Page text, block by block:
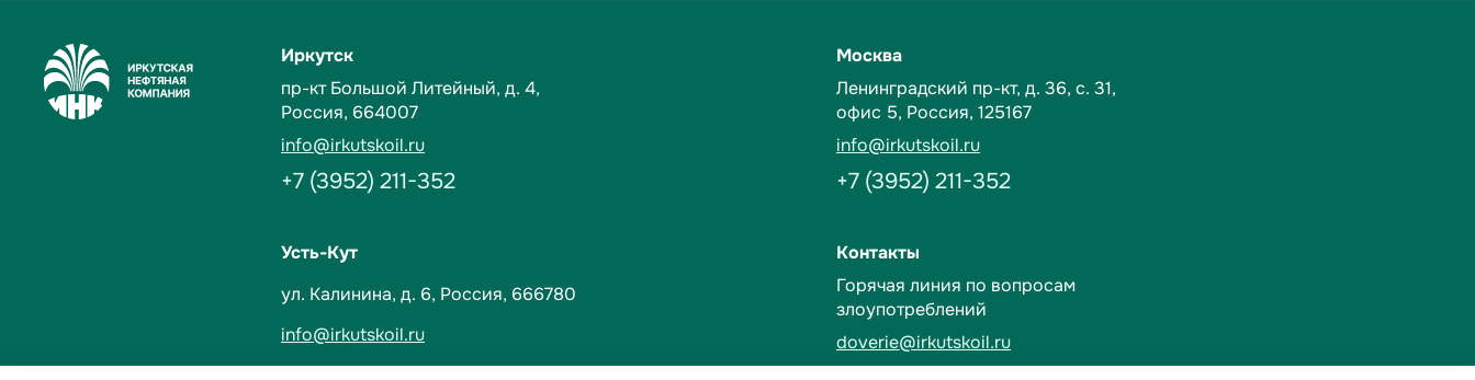
Иркутск
пр-кт Большой Литейный, д. 4,
Россия, 664007
info@irkutskoil.ru
+7 (3952) 211-352
Москва
Ленинградский пр-кт, д. 36, c. 31,
офис 5, Россия, 125167
info@irkutskoil.ru
+7 (3952) 211-352
Усть-Кут
ул. Калинина, д. 6, Россия, 666780
info@irkutskoil.ru
Контакты
Горячая линия по вопросам
злоупотреблений
doverie@irkutskoil.ru